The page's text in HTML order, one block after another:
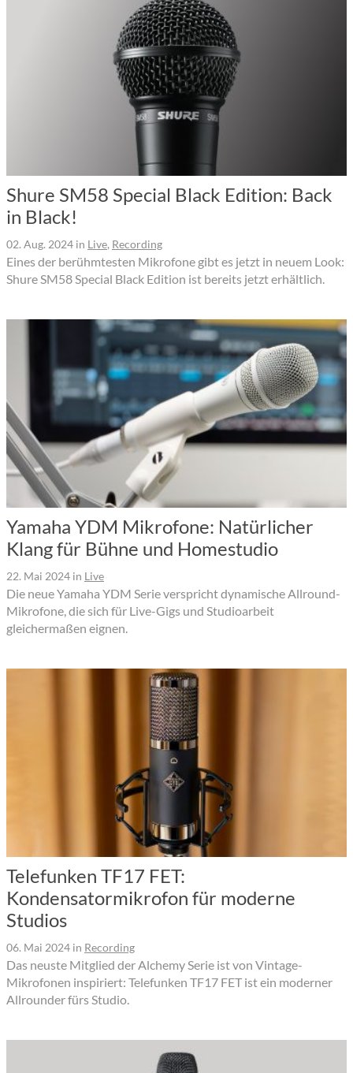
Shure SM58 Special Black Edition: Back
in Black!
02. Aug. 2024 in Live, Recording
Eines der berühmtesten Mikrofone gibt es jetzt in neuem Look:
Shure SM58 Special Black Edition ist bereits jetzt erhältlich.
Yamaha YDM Mikrofone: Natürlicher
Klang für Bühne und Homestudio
22. Mai 2024 in Live
Die neue Yamaha YDM Serie verspricht dynamische Allround-
Mikrofone, die sich für Live-Gigs und Studioarbeit
gleichermaßen eignen.
Telefunken TF17 FET:
Kondensatormikrofon für moderne
Studios
06. Mai 2024 in Recording
Das neuste Mitglied der Alchemy Serie ist von Vintage-
Mikrofonen inspiriert: Telefunken TF17 FET ist ein moderner
Allrounder fürs Studio.